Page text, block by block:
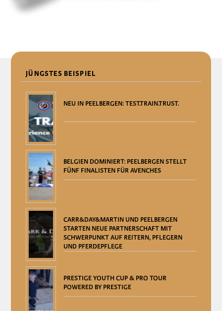
JÜNGSTES BEISPIEL
NEU IN PEELBERGEN: TEST.TRAIN.TRUST.
BELGIEN DOMINIERT: PEELBERGEN STELLT
FÜNF FINALISTEN FÜR AVENCHES
CARR&DAY&MARTIN UND PEELBERGEN
STARTEN NEUE PARTNERSCHAFT MIT
SCHWERPUNKT AUF REITERN, PFLEGERN
UND PFERDEPFLEGE
PRESTIGE YOUTH CUP & PRO TOUR
POWERED BY PRESTIGE